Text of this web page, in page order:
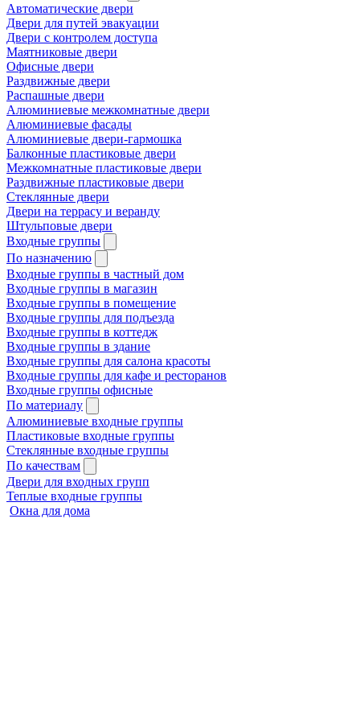
Автоматические двери
Двери для путей эвакуации
Двери с контролем доступа
Маятниковые двери
Офисные двери
Раздвижные двери
Распашные двери
Алюминиевые межкомнатные двери
Алюминиевые фасады
Алюминиевые двери-гармошка
Балконные пластиковые двери
Межкомнатные пластиковые двери
Раздвижные пластиковые двери
Стеклянные двери
Двери на террасу и веранду
Штульповые двери
Входные группы
По назначению
Входные группы в частный дом
Входные группы в магазин
Входные группы в помещение
Входные группы для подъезда
Входные группы в коттедж
Входные группы в здание
Входные группы для салона красоты
Входные группы для кафе и ресторанов
Входные группы офисные
По материалу
Алюминиевые входные группы
Пластиковые входные группы
Стеклянные входные группы
По качествам
Двери для входных групп
Теплые входные группы
Окна для дома